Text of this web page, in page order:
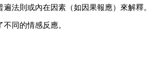
法則或內在因素（如因果報應）來解釋。
同的情感反應。